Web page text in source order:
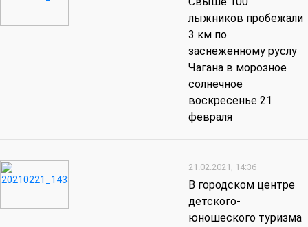
лыжников пробежали
3 км по
заснеженному руслу
Чагана в морозное
солнечное
воскресенье 21
февраля
21.02.2021, 14:36
В городском центре
детского-
юношеского туризма